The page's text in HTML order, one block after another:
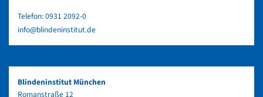
Telefon:0931 2092-0
info@blindeninstitut.de
Blindeninstitut München
Romanstraße 12